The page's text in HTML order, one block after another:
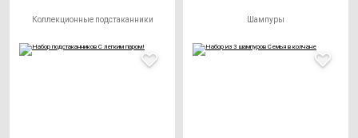
Коллекционные подстаканники Шампуры